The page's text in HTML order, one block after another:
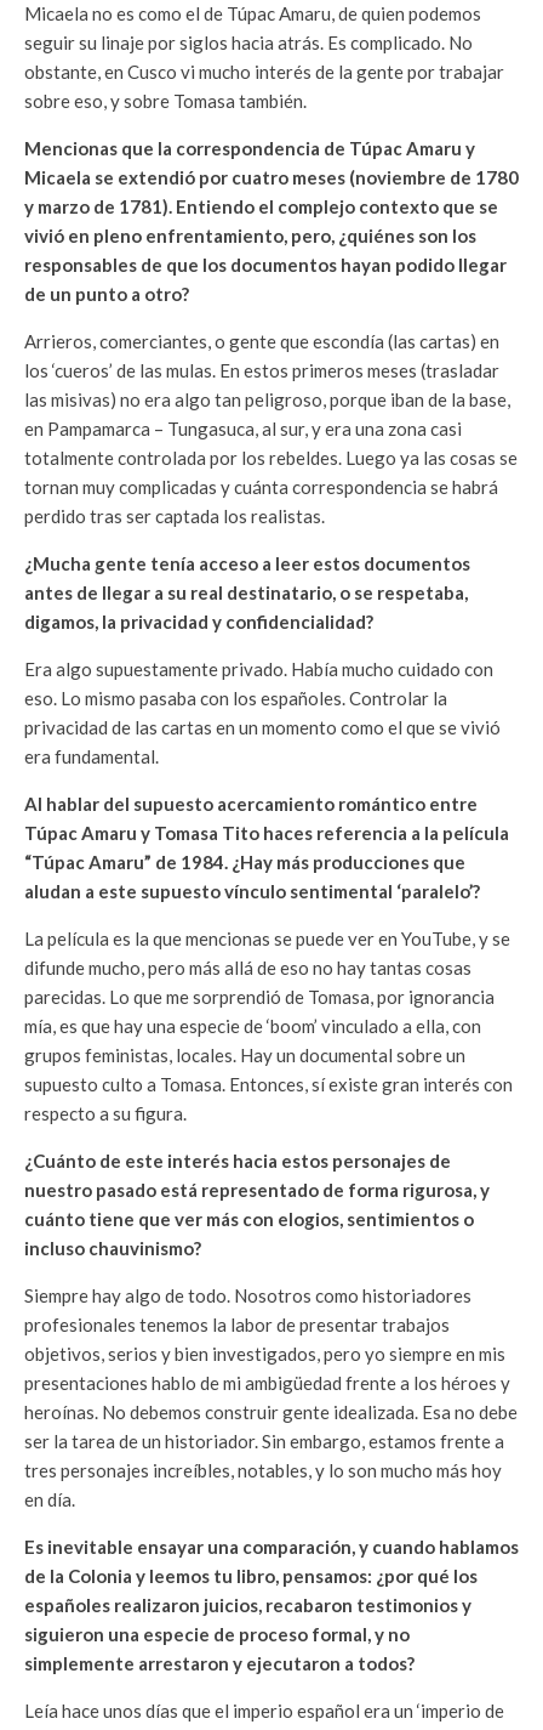
Micaela no es como el de Túpac Amaru, de quien podemos
seguir su linaje por siglos hacia atrás. Es complicado. No
obstante, en Cusco vi mucho interés de la gente por trabajar
sobre eso, y sobre Tomasa también.
Mencionas que la correspondencia de Túpac Amaru y
Micaela se extendió por cuatro meses (noviembre de 1780
y marzo de 1781). Entiendo el complejo contexto que se
vivió en pleno enfrentamiento, pero, ¿quiénes son los
responsables de que los documentos hayan podido llegar
de un punto a otro?
Arrieros, comerciantes, o gente que escondía (las cartas) en
los ‘cueros’ de las mulas. En estos primeros meses (trasladar
las misivas) no era algo tan peligroso, porque iban de la base,
en Pampamarca – Tungasuca, al sur, y era una zona casi
totalmente controlada por los rebeldes. Luego ya las cosas se
tornan muy complicadas y cuánta correspondencia se habrá
perdido tras ser captada los realistas.
¿Mucha gente tenía acceso a leer estos documentos
antes de llegar a su real destinatario, o se respetaba,
digamos, la privacidad y confidencialidad?
Era algo supuestamente privado. Había mucho cuidado con
eso. Lo mismo pasaba con los españoles. Controlar la
privacidad de las cartas en un momento como el que se vivió
era fundamental.
Al hablar del supuesto acercamiento romántico entre
Túpac Amaru y Tomasa Tito haces referencia a la película
“Túpac Amaru” de 1984. ¿Hay más producciones que
aludan a este supuesto vínculo sentimental ‘paralelo’?
La película es la que mencionas se puede ver en YouTube, y se
difunde mucho, pero más allá de eso no hay tantas cosas
parecidas. Lo que me sorprendió de Tomasa, por ignorancia
mía, es que hay una especie de ‘boom’ vinculado a ella, con
grupos feministas, locales. Hay un documental sobre un
supuesto culto a Tomasa. Entonces, sí existe gran interés con
respecto a su figura.
¿Cuánto de este interés hacia estos personajes de
nuestro pasado está representado de forma rigurosa, y
cuánto tiene que ver más con elogios, sentimientos o
incluso chauvinismo?
Siempre hay algo de todo. Nosotros como historiadores
profesionales tenemos la labor de presentar trabajos
objetivos, serios y bien investigados, pero yo siempre en mis
presentaciones hablo de mi ambigüedad frente a los héroes y
heroínas. No debemos construir gente idealizada. Esa no debe
ser la tarea de un historiador. Sin embargo, estamos frente a
tres personajes increíbles, notables, y lo son mucho más hoy
en día.
Es inevitable ensayar una comparación, y cuando hablamos
de la Colonia y leemos tu libro, pensamos: ¿por qué los
españoles realizaron juicios, recabaron testimonios y
siguieron una especie de proceso formal, y no
simplemente arrestaron y ejecutaron a todos?
Leía hace unos días que el imperio español era un ‘imperio de